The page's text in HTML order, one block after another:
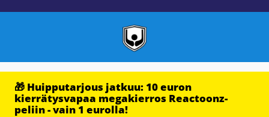
🎁 Huipputarjous jatkuu: 10 euron
kierrätysvapaa megakierros Reactoonz-
peliin - vain 1 eurolla!